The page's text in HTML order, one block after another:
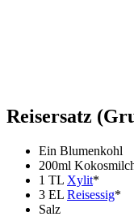
Reisersatz
Ein Blumenkohl
200ml
1 TL Xylit*
3 EL Reisessig*
Salz